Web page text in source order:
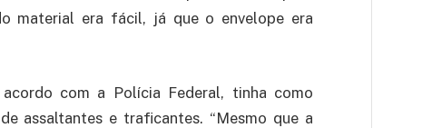
material era fácil, já que o envelope era
com a Polícia Federal, tinha como
assaltantes e traficantes. “Mesmo que a